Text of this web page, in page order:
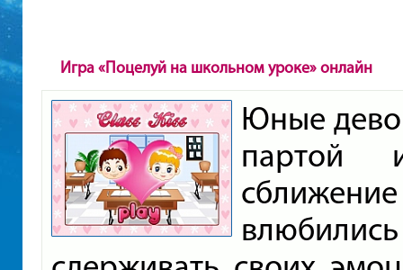
Игра «Поцелуй на школьном уроке» онлайн
Юные
партой